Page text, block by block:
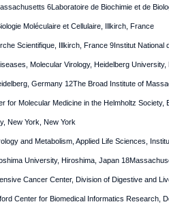
6Laboratoire de Biochimie et de
Moléculaire et Cellulaire, Illkirch, France
Scientifique, Illkirch, France 9Institut
Molecular Virology, Heidelberg
Germany 12The Broad Institute of
for Molecular Medicine in the Helmholtz
New York, New York
and Metabolism, Applied Life Sciences,
University, Hiroshima, Japan
Cancer Center, Division of Digestive and
Center for Biomedical Informatics Research,